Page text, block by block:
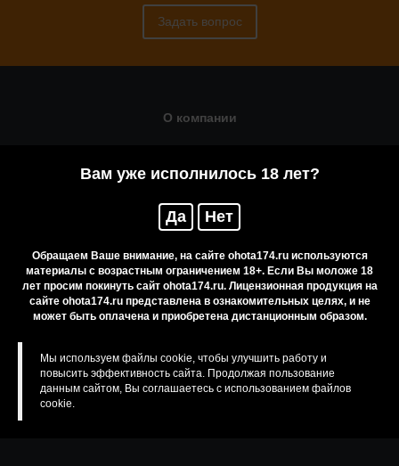
Вам уже исполнилось 18 лет?
Да Нет
Обращаем Ваше внимание, на сайте ohota174.ru используются
материалы с возрастным ограничением 18+. Если Вы моложе 18
лет просим покинуть сайт ohota174.ru. Лицензионная продукция на
сайте ohota174.ru представлена в ознакомительных целях, и не
может быть оплачена и приобретена дистанционным образом.
Мы используем файлы cookie, чтобы улучшить работу и
повысить эффективность сайта. Продолжая пользование
данным сайтом, Вы соглашаетесь с использованием файлов
cookie.
Задать вопрос
О компании
Оружейная мастерская
Помощь
Приобретение лицензионных товаров